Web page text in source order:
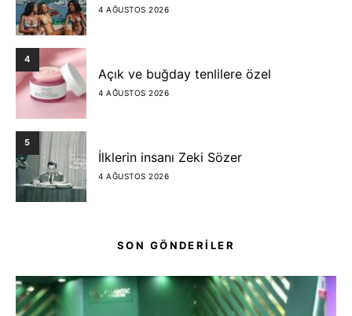
4 AĞUSTOS 2026
4
Açık ve buğday tenlilere özel
4 AĞUSTOS 2026
5
İlklerin insanı Zeki Sözer
4 AĞUSTOS 2026
SON GÖNDERİLER